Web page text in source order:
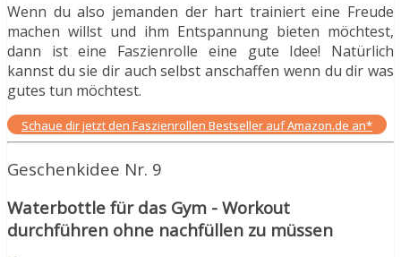
Wenn du also jemanden der hart trainiert eine Freude
machen willst und ihm Entspannung bieten möchtest,
dann ist eine Faszienrolle eine gute Idee! Natürlich
kannst du sie dir auch selbst anschaffen wenn du dir was
gutes tun möchtest.
Schaue dir jetzt den Faszienrollen Bestseller auf Amazon.de an*
Geschenkidee Nr. 9
Waterbottle für das Gym - Workout
durchführen ohne nachfüllen zu müssen